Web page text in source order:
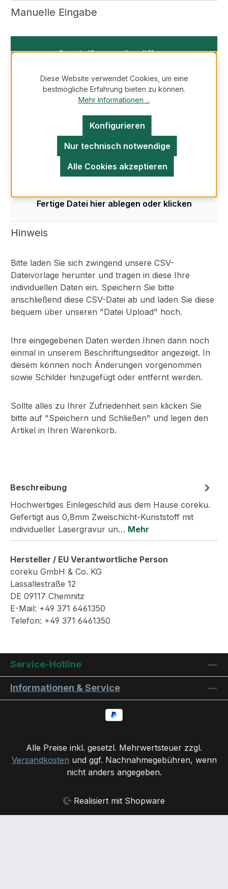
Manuelle Eingabe
Beschriftungseditor öffnen
oder
CSV-Dateivorlage herunterladen
Fertige Datei hier ablegen oder klicken
Hinweis
Bitte laden Sie sich zwingend unsere CSV-
Dateivorlage herunter und tragen in diese Ihre
individuellen Daten ein. Speichern Sie bitte
anschließend diese CSV-Datei ab und laden Sie diese
bequem über unseren "Datei Upload" hoch.
Ihre eingegebenen Daten werden Ihnen dann noch
einmal in unserem Beschriftungseditor angezeigt. In
diesem können noch Änderungen vorgenommen
sowie Schilder hinzugefügt oder entfernt werden.
Sollte alles zu Ihrer Zufriedenheit sein klicken Sie
bitte auf "Speichern und Schließen" und legen den
Artikel in Ihren Warenkorb.
Beschreibung
Hochwertiges Einlegeschild aus dem Hause coreku.
Gefertigt aus 0,8mm Zweischicht-Kunststoff mit
individueller Lasergravur un… Mehr
Hersteller / EU Verantwortliche Person
coreku GmbH & Co. KG
Lassallestraße 12
DE 09117 Chemnitz
E-Mail: +49 371 6461350
Telefon: +49 371 6461350
Service-Hotline
Informationen & Service
Alle Preise inkl. gesetzl. Mehrwertsteuer zzgl.
Versandkosten und ggf. Nachnahmegebühren, wenn
nicht anders angegeben.
Realisiert mit Shopware
Diese Website verwendet Cookies, um eine
bestmögliche Erfahrung bieten zu können.
Mehr Informationen ...
Nur technisch notwendige
Konfigurieren
Alle Cookies akzeptieren